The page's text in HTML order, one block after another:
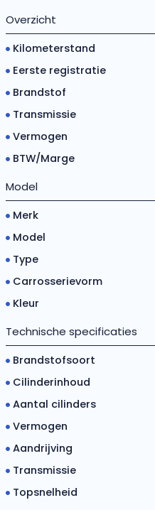
Overzicht
Kilometerstand
Eerste registratie
Brandstof
Transmissie
Vermogen
BTW/Marge
Model
Merk
Model
Type
Carrosserievorm
Kleur
Technische specificaties
Brandstofsoort
Cilinderinhoud
Aantal cilinders
Vermogen
Aandrijving
Transmissie
Topsnelheid